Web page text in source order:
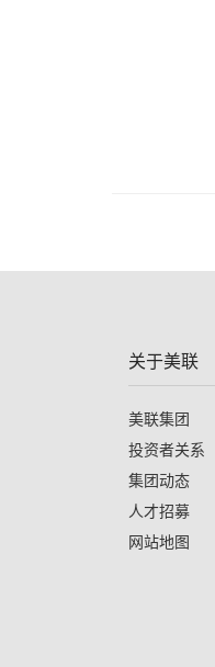
关于美联
美联集团
投资者关系
集团动态
人才招募
网站地图